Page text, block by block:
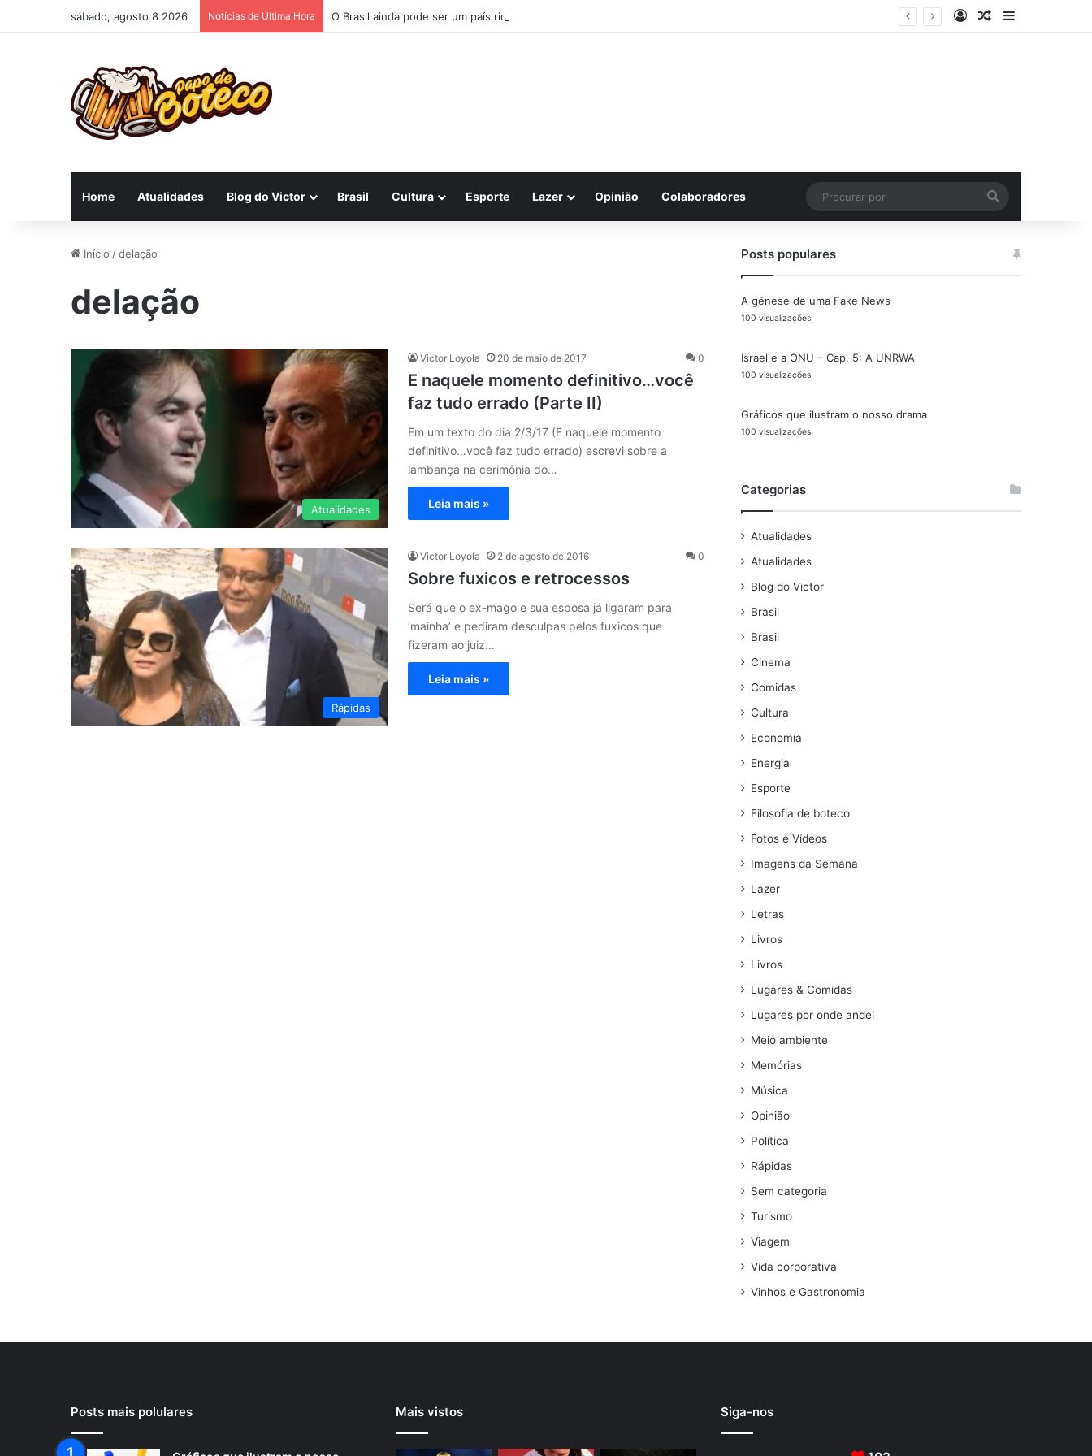
sábado, agosto 8 2026 Notícias de Última Hora O Brasil ainda pode ser um país rico? EntrarArtigo aleatório
Home Atualidades Blog do Victor Brasil Cultura Esporte Lazer Opinião Colaboradores
por
Início /delação
delação
Atualidades
Victor Loyola 20 de maio de 2017 0
E naquele momento definitivo…você
faz tudo errado (Parte II)
Em um texto do dia 2/3/17 (E naquele momento
definitivo…você faz tudo errado) escrevi sobre a
lambança na cerimônia do…
Leia mais »
Rápidas
Victor Loyola 2 de agosto de 2016 0
Sobre fuxicos e retrocessos
Será que o ex-mago e sua esposa já ligaram para
‘mainha’ e pediram desculpas pelos fuxicos que
fizeram ao juiz…
Leia mais »
Posts populares
A gênese de uma Fake News
100 visualizações
Israel e a ONU – Cap. 5: A UNRWA
100 visualizações
Gráficos que ilustram o nosso drama
100 visualizações
Categorias
Atualidades
Atualidades
Blog do Victor
Brasil
Brasil
Cinema
Comidas
Cultura
Economia
Energia
Esporte
Filosofia de boteco
Fotos e Vídeos
Imagens da Semana
Lazer
Letras
Livros
Livros
Lugares & Comidas
Lugares por onde andei
Meio ambiente
Memórias
Música
Opinião
Política
Rápidas
Sem categoria
Turismo
Viagem
Vida corporativa
Vinhos e Gastronomia
Posts mais polulares Mais vistos Siga-nos